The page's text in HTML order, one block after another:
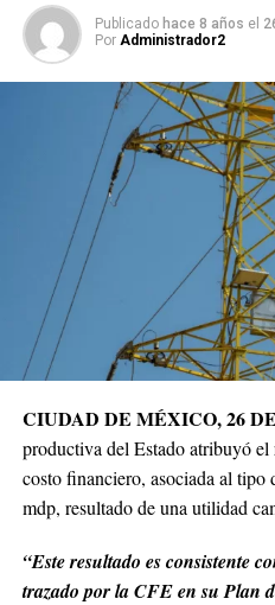
Publicado hace 8 años el
Por Administrador2
CIUDAD DE MÉXICO, 26
productiva del Estado atribuyó
costo financiero, asociada al tipo
mdp, resultado de una utilidad
“Este resultado es consistente
trazado por la CFE en su Plan